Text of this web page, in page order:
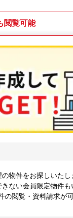
閲覧可能
物件をお探しいたし
ない会員限定物件も
閲覧・資料請求が